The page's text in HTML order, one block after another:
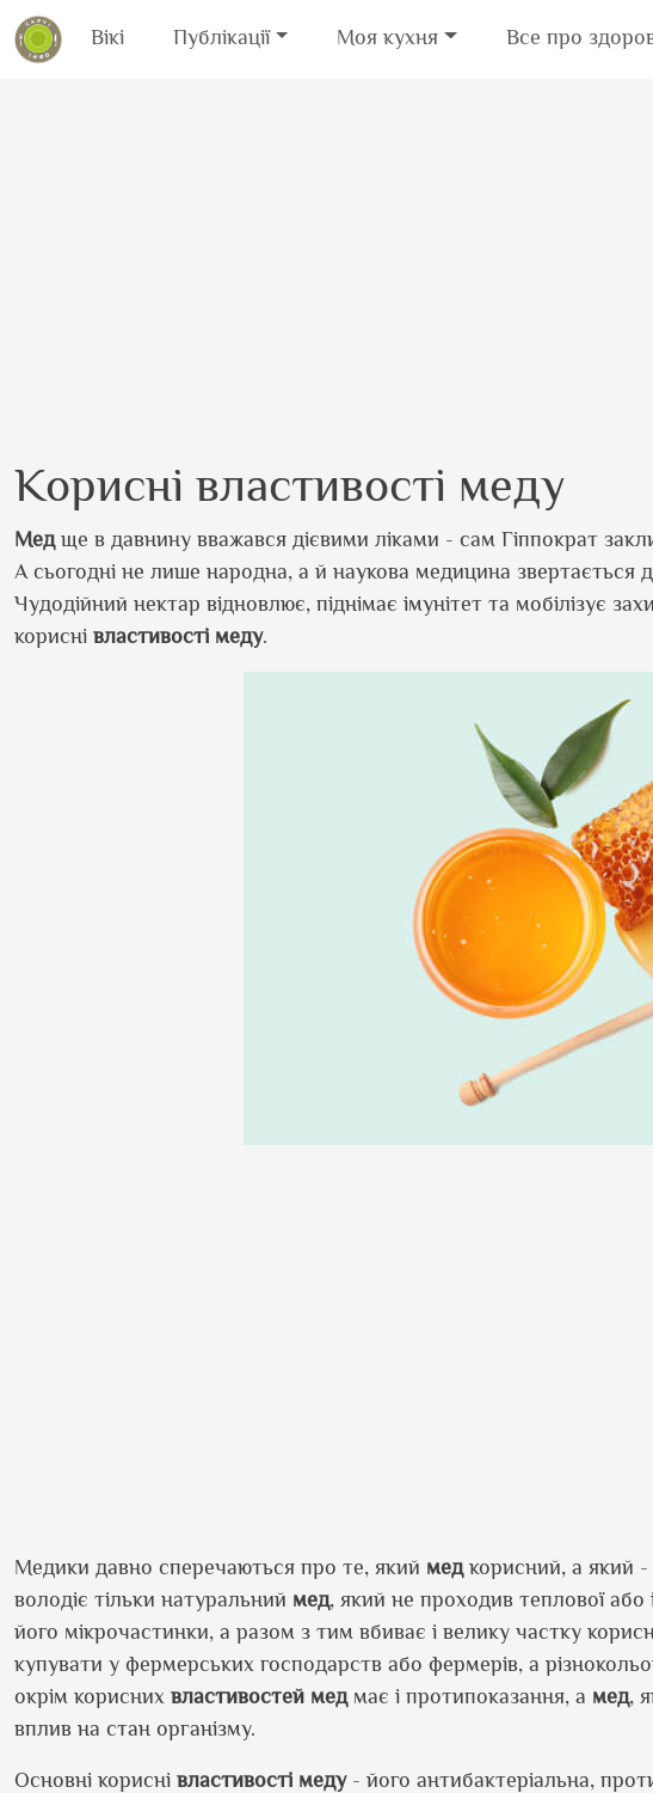
Вікі Публікації Моя кухня Все про
Корисні властивості меду
Медще в давнину вважався дієвими ліками - сам Гіппократ
А сьогодні не лише народна, а й наукова медицина звертається
Чудодійний нектар відновлює, піднімає імунітет та мобілізує
корисні властивості меду.
Медики давно сперечаються про те, який медкорисний, а який -
володіє тільки натуральний мед, який не проходив теплової або
його мікрочастинки, а разом з тим вбиває і велику частку
купувати у фермерських господарств або фермерів, а
окрім корисних властивостей медмає і протипоказання, а мед,
вплив на стан організму.
Основні корисні властивості меду- його антибактеріальна,